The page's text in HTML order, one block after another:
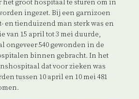
het groot hospitaal te sturen om in
ingezet. Bij een garnizoen
en tienduizend man sterk was en
van 15 april tot 3 mei duurde,
ongeveer 540 gewonden in de
binnen gebracht. In het
dat voor zieken was
tussen 10 april en 10 mei 481